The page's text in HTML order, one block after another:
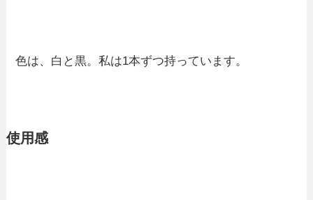
色は、白と黒。私は1本ずつ持っています。
使用感